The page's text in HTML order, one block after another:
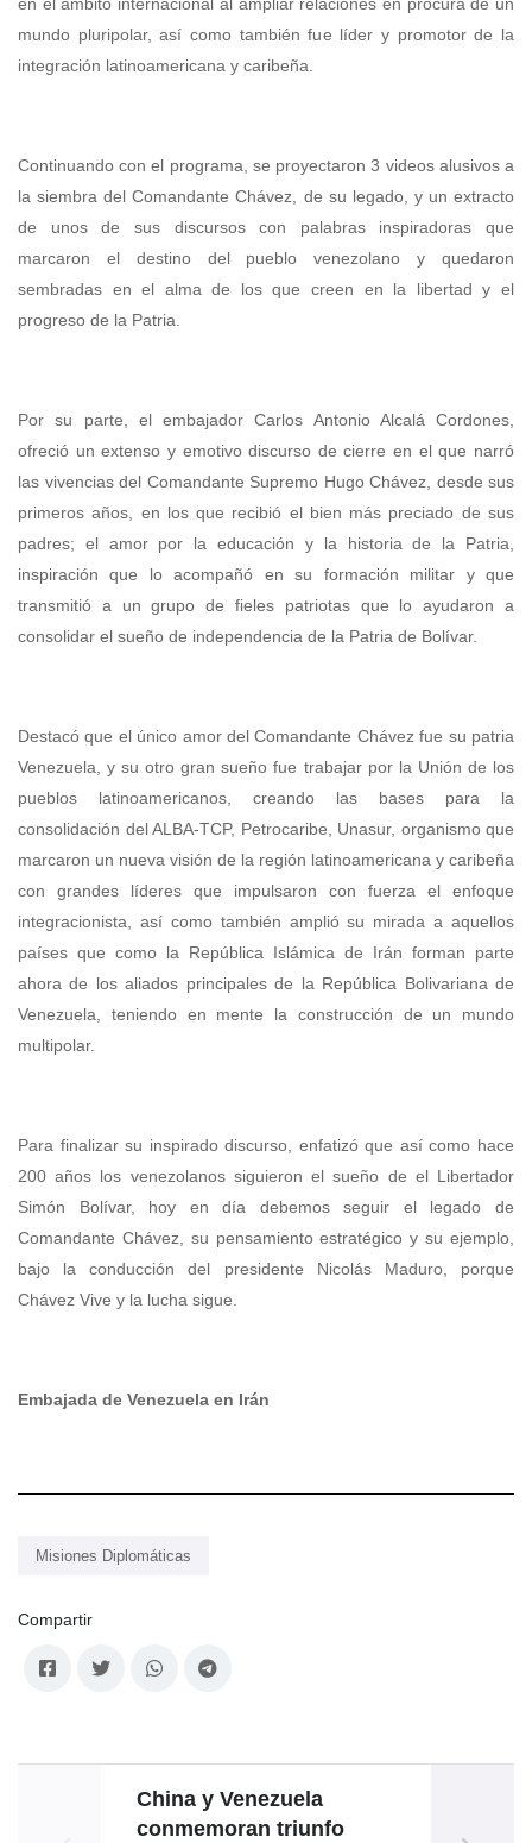
mundo pluripolar, así como también fue líder y promotor de la
integración latinoamericana y caribeña.
Continuando con el programa, se proyectaron 3 videos alusivos a
la siembra del Comandante Chávez, de su legado, y un extracto
de unos de sus discursos con palabras inspiradoras que
marcaron el destino del pueblo venezolano y quedaron
sembradas en el alma de los que creen en la libertad y el
progreso de la Patria.
Por su parte, el embajador Carlos Antonio Alcalá Cordones,
ofreció un extenso y emotivo discurso de cierre en el que narró
las vivencias del Comandante Supremo Hugo Chávez, desde sus
primeros años, en los que recibió el bien más preciado de sus
padres; el amor por la educación y la historia de la Patria,
inspiración que lo acompañó en su formación militar y que
transmitió a un grupo de fieles patriotas que lo ayudaron a
consolidar el sueño de independencia de la Patria de Bolívar.
Destacó que el único amor del Comandante Chávez fue su patria
Venezuela, y su otro gran sueño fue trabajar por la Unión de los
pueblos latinoamericanos, creando las bases para la
consolidación del ALBA-TCP, Petrocaribe, Unasur, organismo que
marcaron un nueva visión de la región latinoamericana y caribeña
con grandes líderes que impulsaron con fuerza el enfoque
integracionista, así como también amplió su mirada a aquellos
países que como la República Islámica de Irán forman parte
ahora de los aliados principales de la República Bolivariana de
Venezuela, teniendo en mente la construcción de un mundo
multipolar.
Para finalizar su inspirado discurso, enfatizó que así como hace
200 años los venezolanos siguieron el sueño de el Libertador
Simón Bolívar, hoy en día debemos seguir el legado de
Comandante Chávez, su pensamiento estratégico y su ejemplo,
bajo la conducción del presidente Nicolás Maduro, porque
Chávez Vive y la lucha sigue.
Embajada de Venezuela en Irán
Misiones Diplomáticas
Compartir
China y Venezuela
conmemoran triunfo